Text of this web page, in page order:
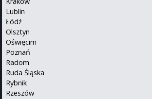
Lublin
Łódź
Olsztyn
Oświęcim
Poznań
Radom
Ruda Śląska
Rybnik
Rzeszów